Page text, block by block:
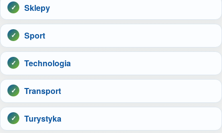
Sklepy
Sport
Technologia
Transport
Turystyka